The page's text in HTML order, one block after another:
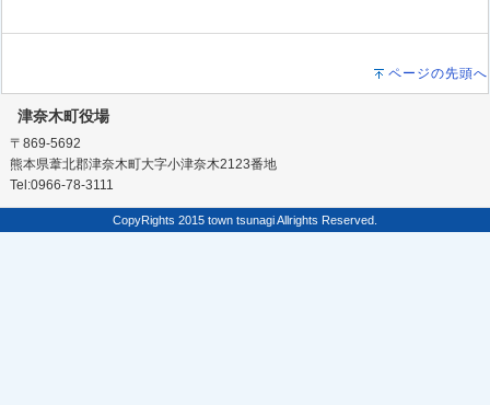
ページの先頭へ
津奈木町役場
〒869-5692
熊本県葦北郡津奈木町大字小津奈木2123番地
Tel:0966-78-3111
CopyRights 2015 town tsunagi Allrights Reserved.